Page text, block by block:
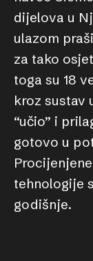
dijelova u
ulazom
za tako
toga su 18
kroz sustav
“učio” i
gotovo u
tehnologije
godišnje.